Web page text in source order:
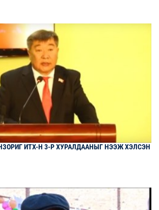
ИТХ-Н 3-Р ХУРАЛДААНЫГ НЭЭЖ ХЭЛСЭН